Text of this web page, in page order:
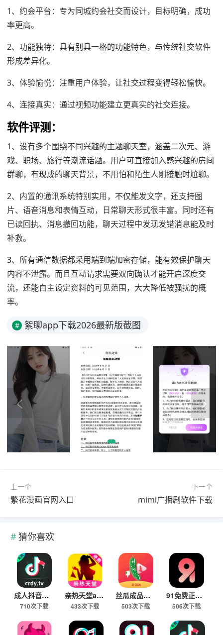
1、约会平台：专为同城约会社交而设计，目标明确，成功
率更高。
2、功能独特：具有别具一格的功能特色，与传统社交软件
形成差异化。
3、体验愉悦：注重用户体验，让社交过程变得轻松愉快。
4、连接真实：通过视频功能建立更真实的社交连接。
软件评测：
1、设有多个围绕不同兴趣的主题聊天室，涵盖二次元、游
戏、职场、旅行等潮流话题。用户可直接加入感兴趣的房间
群聊，有现成的聊天背景，不用怕和陌生人刚接触时尬聊。
2、内置的通讯系统特别实用，不仅能发文字，还支持图
片、语音消息和表情互动，日常聊天形式很丰富。同时还有
已读回执、消息撤回功能，聊天过程中发现发错消息能及时
补救。
3、所有通信数据都采用端到端加密存储，能有效保护聊天
内容不泄露。而且互动请求需要双向确认才能开启深度交
流，还能自主设定资料的可见范围，大大降低被骚扰的概
率。
# 絮聊app下载2026最新版截图
上一个
繁花漫画官网入口
下一个
mimi广播剧软件下载
猜你喜欢
成人抖音在线观看app
710次下载
亲热天堂app成品人视频下载
433次下载
丝瓜成品人视频91看片app下载
503次下载
91免费正版下载
506次下载